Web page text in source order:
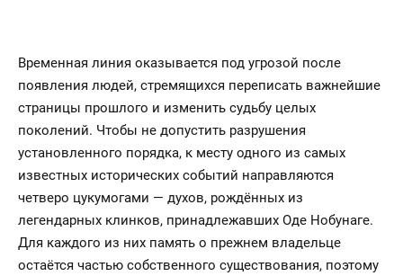
Временная линия оказывается под угрозой после
появления людей, стремящихся переписать важнейшие
страницы прошлого и изменить судьбу целых
поколений. Чтобы не допустить разрушения
установленного порядка, к месту одного из самых
известных исторических событий направляются
четверо цукумогами — духов, рождённых из
легендарных клинков, принадлежавших Оде Нобунаге.
Для каждого из них память о прежнем владельце
остаётся частью собственного существования, поэтому